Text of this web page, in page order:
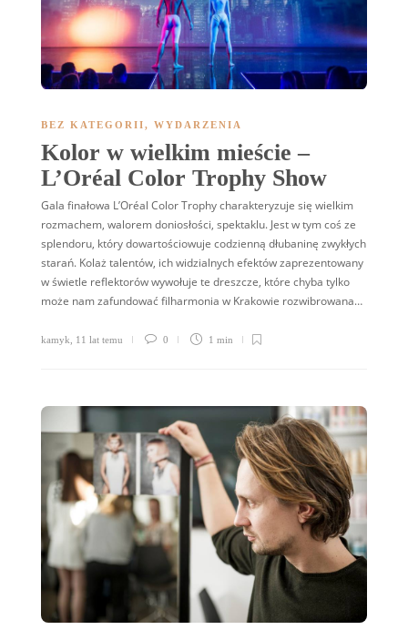
BEZ KATEGORII, WYDARZENIA
Kolor w wielkim mieście –
L’Oréal Color Trophy Show
Gala finałowa L’Oréal Color Trophy charakteryzuje się wielkim
rozmachem, walorem doniosłości, spektaklu. Jest w tym coś ze
splendoru, który dowartościowuje codzienną dłubaninę zwykłych
starań. Kolaż talentów, ich widzialnych efektów zaprezentowany
w świetle reflektorów wywołuje te dreszcze, które chyba tylko
może nam zafundować filharmonia w Krakowie rozwibrowana…
kamyk 11 lat temu 0 1 min